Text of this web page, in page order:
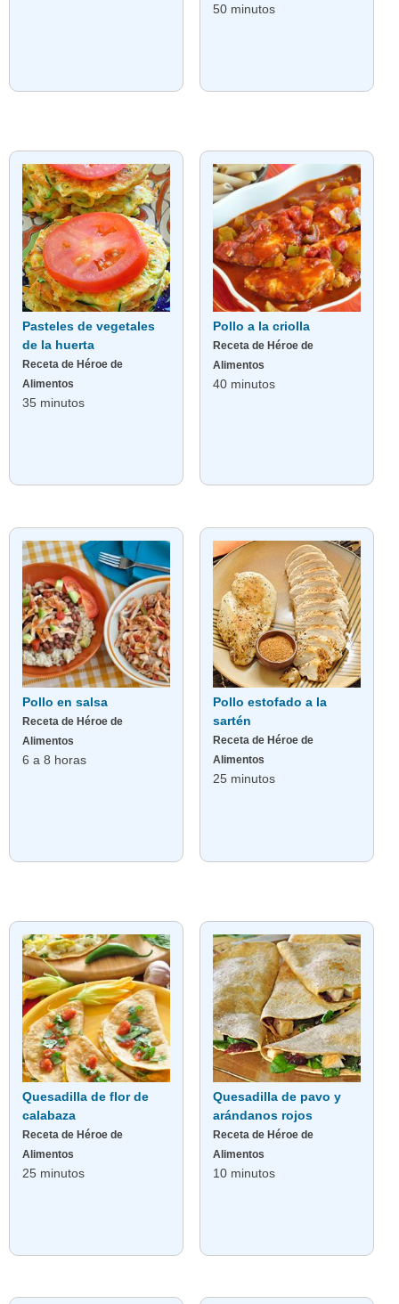
50 minutos
Pasteles de vegetales
de la huerta
Receta de Héroe de
Alimentos
35 minutos
Pollo a la criolla
Receta de Héroe de
Alimentos
40 minutos
Pollo en salsa
Receta de Héroe de
Alimentos
6 a 8 horas
Pollo estofado a la
sartén
Receta de Héroe de
Alimentos
25 minutos
Quesadilla de flor de
calabaza
Receta de Héroe de
Alimentos
25 minutos
Quesadilla de pavo y
arándanos rojos
Receta de Héroe de
Alimentos
10 minutos